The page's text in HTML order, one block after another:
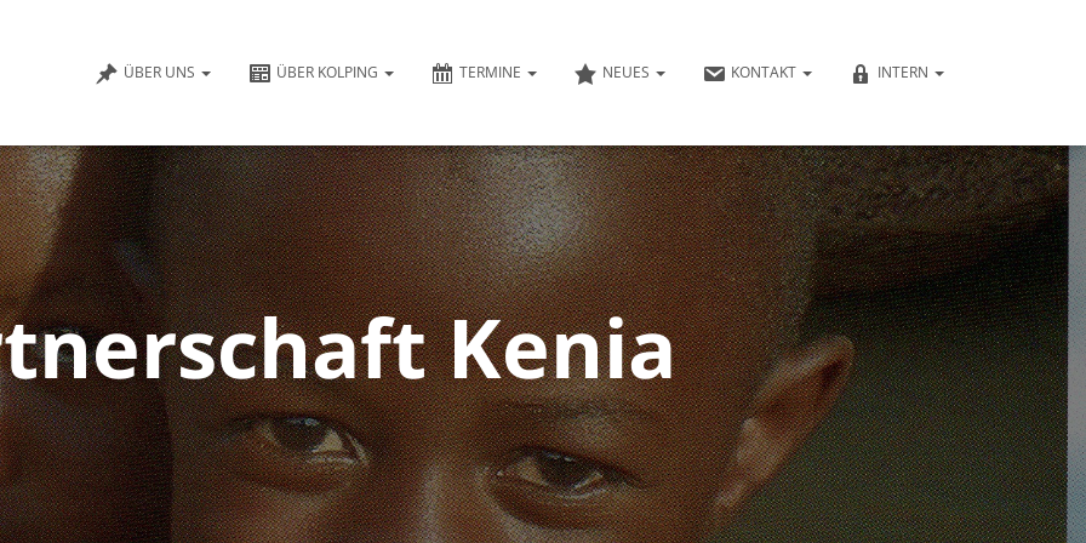
ÜBER UNS ÜBER KOLPING TERMINE NEUES KONTAKT INTERN
Kenia